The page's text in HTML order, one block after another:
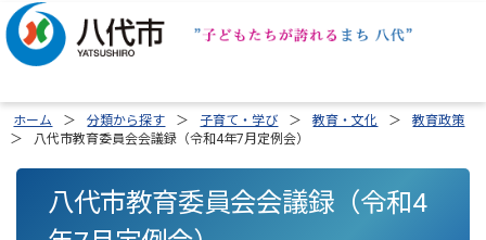
ホーム 分類から探す 子育て・学び 教育・文化
教育政策
八代市教育委員会会議録（令和4年7月定例会）
八代市教育委員会会議録（令和4